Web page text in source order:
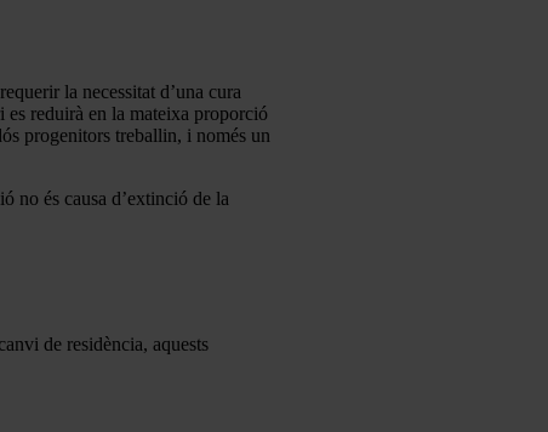
la necessitat d’una cura
reduirà en la mateixa proporció
progenitors treballin, i només un
no és causa d’extinció de la
de residència, aquests